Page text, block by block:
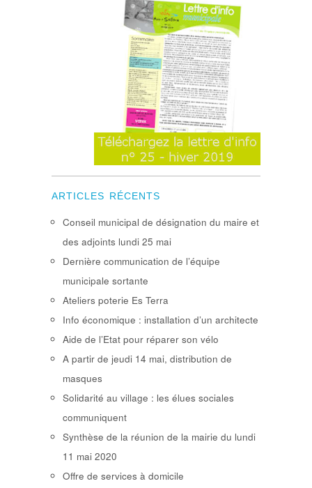
ARTICLES RÉCENTS
Conseil municipal de désignation du maire et
des adjoints lundi 25 mai
Dernière communication de l’équipe
municipale sortante
Ateliers poterie Es Terra
Info économique : installation d’un architecte
Aide de l’Etat pour réparer son vélo
A partir de jeudi 14 mai, distribution de
masques
Solidarité au village : les élues sociales
communiquent
Synthèse de la réunion de la mairie du lundi
11 mai 2020
Offre de services à domicile